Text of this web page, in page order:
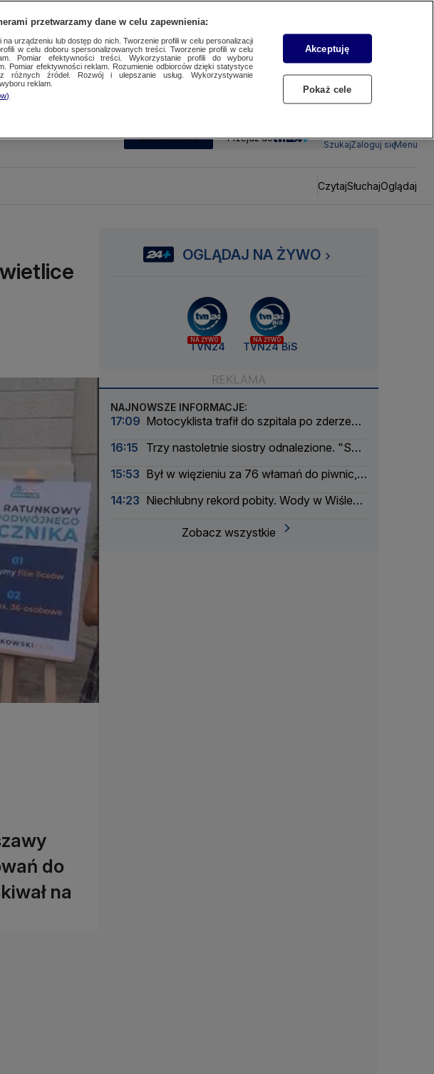
SUBSKRYBUJ Przejdź do
SzukajZaloguj sięMenu
CzytajSłuchajOglądaj
do
na
OGLĄDAJ NA ŻYWO
NA ŻYWO
TVN24
NA ŻYWO
TVN24 BiS
NAJNOWSZE INFORMACJE:
17:09 Motocyklista trafił do szpitala po zderzeniu
16:15
Trzy nastoletnie siostry odnalezione. "Są
15:53 Był w więzieniu za 76 włamań do piwnic,
14:23 Niechlubny rekord pobity. Wody w Wiśle
Zobacz wszystkie
przetwarzamy dane w celu zapewnienia:
na urządzeniu lub dostęp do nich. Tworzenie profili w celu personalizacji
w celu doboru spersonalizowanych treści. Tworzenie profili w celu
Pomiar efektywności treści. Wykorzystanie profili do wyboru
Pomiar efektywności reklam. Rozumienie odbiorców dzięki statystyce
różnych źródeł. Rozwój i ulepszanie usług. Wykorzystywanie
reklam.
Akceptuję
Pokaż cele